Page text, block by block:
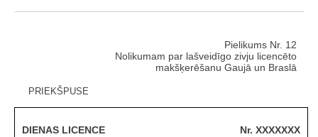
Pielikums Nr. 12
Nolikumam par lašveidīgo zivju licencēto
makšķerēšanu Gaujā un Braslā
PRIEKŠPUSE
DIENAS LICENCE Nr. XXXXXXX